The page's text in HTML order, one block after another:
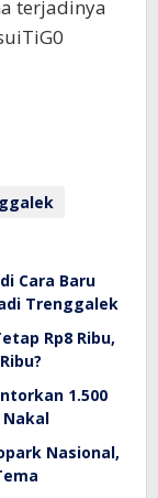
terjadinya
Cara Baru
Trenggalek
Rp8 Ribu,
1.500
Nasional,